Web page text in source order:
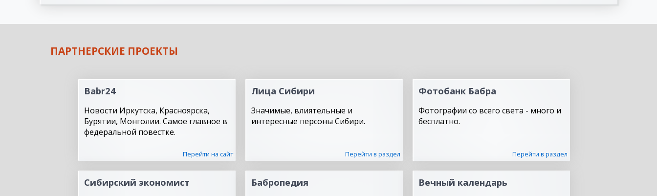
ПАРТНЕРСКИЕ ПРОЕКТЫ
Babr24
Новости Иркутска, Красноярска,
Бурятии, Монголии. Самое главное в
федеральной повестке.
Перейти на сайт
Лица Сибири
Значимые, влиятельные и
интересные персоны Сибири.
Перейти в раздел
Фотобанк Бабра
Фотографии со всего света - много и
бесплатно.
Перейти в раздел
Сибирский экономист Бабропедия Вечный календарь